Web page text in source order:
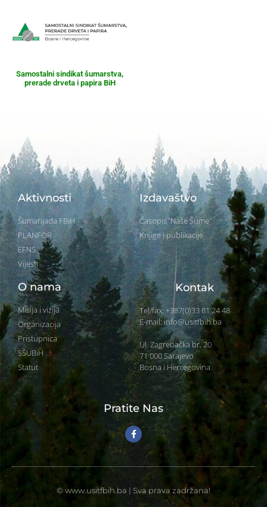
Samostalni sindikat šumarstva,
prerade drveta i papira BiH
Aktivnosti
Šumarijada FBiH
PLANFOR
EFNS
Vijesti
Izdavaštvo
Časopis 'Naše Šume'
Knjige i publikacije
O nama
Misija i vizija
Organizacija
Pristupnica
SŠUBiH
Statut
Kontak
Tel/fax: +387(0)33 81 24 48
E-mail: info@usitfbih.ba
Ul. Zagrebačka br. 20
71 000 Sarajevo
Bosna i Hercegovina
Pratite Nas
© www.usitfbih.ba | Sva prava zadržana!